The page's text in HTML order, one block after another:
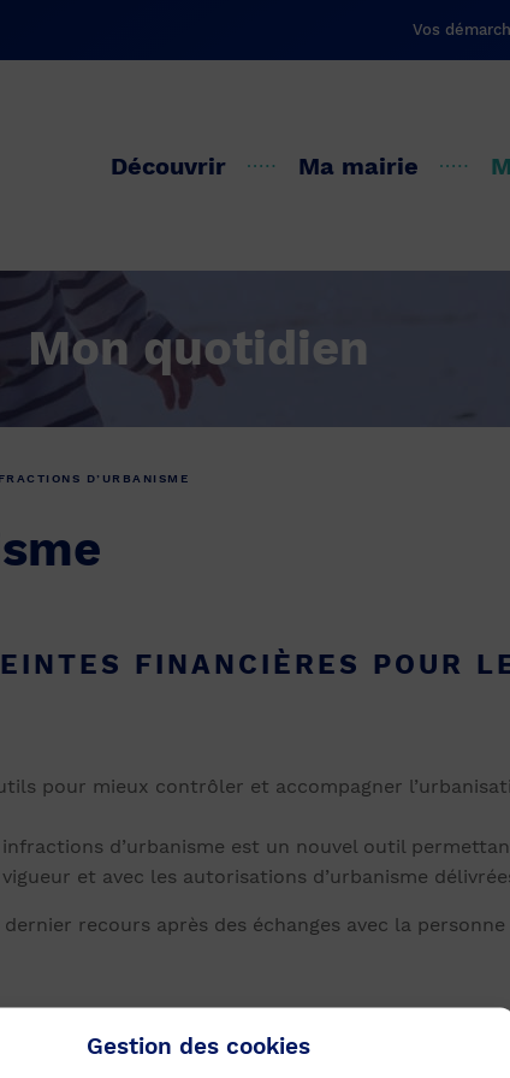
Gestion des cookies
Vos
Découvrir Ma mairie
Mon quotidien
D’URBANISME
FINANCIÈRES POUR
pour mieux contrôler et accompagner
d’urbanisme est un nouvel outil
et avec les autorisations d’urbanisme
recours après des échanges avec la
le tableau ci-dessous :